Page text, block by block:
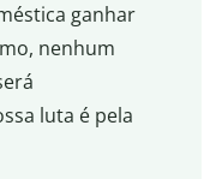
ganhar
nenhum
luta é pela